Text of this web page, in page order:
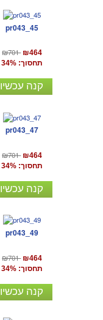
pr043_45
₪701 ₪464
תחסוך: 34%
קנה עכשיו
pr043_47
₪701 ₪464
תחסוך: 34%
קנה עכשיו
pr043_49
₪701 ₪464
תחסוך: 34%
קנה עכשיו